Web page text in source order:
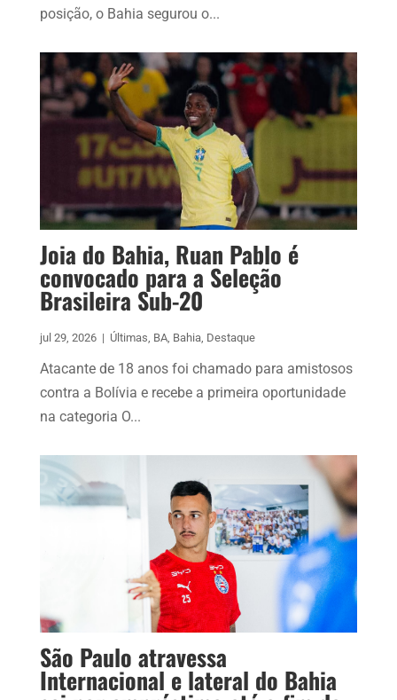
posição, o Bahia segurou o...
Joia do Bahia, Ruan Pablo é
convocado para a Seleção
Brasileira Sub-20
jul 29, 2026 | Últimas, BA, Bahia, Destaque
Atacante de 18 anos foi chamado para amistosos
contra a Bolívia e recebe a primeira oportunidade
na categoria O...
São Paulo atravessa
Internacional e lateral do Bahia